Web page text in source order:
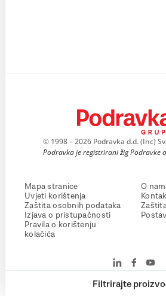
Filtrirajte
© 1998 – 2026 Podravka d.d. (Inc)
Podravka je registrirani žig Podravke
Mapa stranice
Uvjeti korištenja
Zaštita osobnih podataka
Izjava o pristupačnosti
Pravila o korištenju
kolačića
O